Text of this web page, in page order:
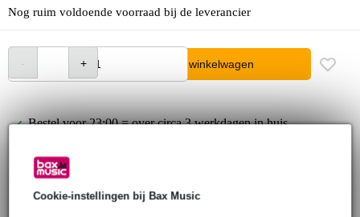
Cookie-instellingen bij Bax Music
Nog ruim voldoende voorraad bij de leverancier
In winkelwagen
Bestel voor 23:00 = over circa 3 werkdagen in huis
3 jaar Bax Music garantie